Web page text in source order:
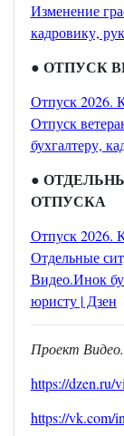
Изменение
кадровику,
● ОТПУСК
Отпуск 2026.
Отпуск
бухгалтеру,
●
ОТПУСКА
Отпуск 2026.
Отдельные
Видео.Инок
юристу | Дзен
Проект
https://dzen.ru/
https://vk.com/